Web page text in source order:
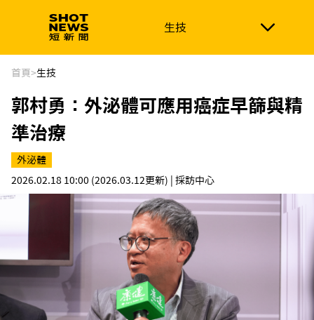
生技
生技 政治
新南向 體育
首頁>生技
郭村勇：外泌體可應用癌症早篩與精
準治療
外泌體
2026.02.18 10:00 (2026.03.12更新) | 採訪中心